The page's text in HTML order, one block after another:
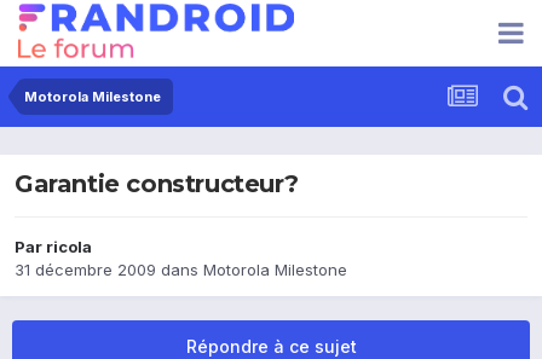
Motorola Milestone
Garantie constructeur?
Par ricola
31 décembre 2009 dans Motorola Milestone
Répondre à ce sujet